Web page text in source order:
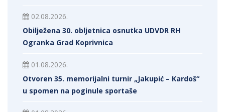
02.08.2026.
Obilježena 30. obljetnica osnutka UDVDR RH
Ogranka Grad Koprivnica
01.08.2026.
Otvoren 35. memorijalni turnir „Jakupić – Kardoš“
u spomen na poginule sportaše